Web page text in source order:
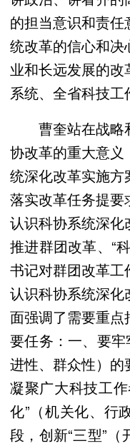
的担当意识和责
统改革的信心和
业和长远发展的
系统、全省科技工
曹奎站在战略
协改革的重大意
统深化改革实施
落实改革任务提
认识科协系统深化
推进群团改革、“
书记对群团改革工
认识科协系统深
面强调了需要重
要任务：一、要牢
进性、群众性）的
凝聚广大科技工
化”（机关化、行
段，创新“三型”